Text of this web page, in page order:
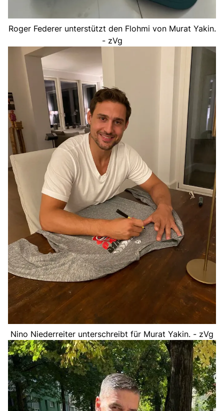
Roger Federer unterstützt den Flohmi von Murat Yakin.
- zVg
Nino Niederreiter unterschreibt für Murat Yakin. - zVg